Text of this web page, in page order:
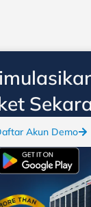
Akun Demo